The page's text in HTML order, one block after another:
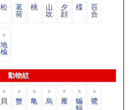
松 茗
荷
桃 山
吹
夕
顔
楪 百
合
地
楡
動物紋
貝 蟹 亀 烏 雁 蝙
蝠
鷺